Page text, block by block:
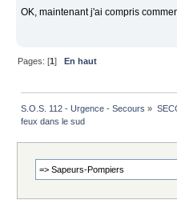
OK, maintenant j'ai compris
Pages: [1]
En haut
S.O.S. 112 - Urgence - Secours »
feux dans le sud